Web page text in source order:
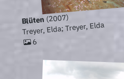
Blüten(2007)
Treyer, Elda; Treyer, Elda
6